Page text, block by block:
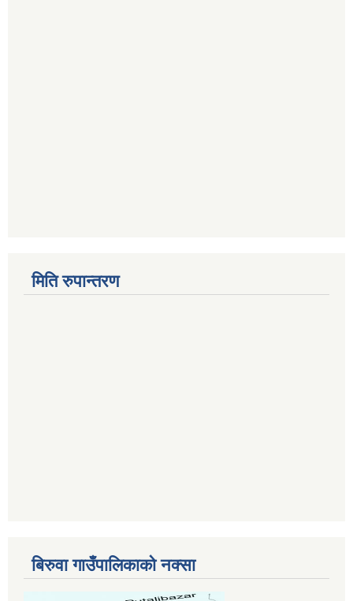
मिति रुपान्तरण
बिरुवा गाउँपालिकाको नक्सा